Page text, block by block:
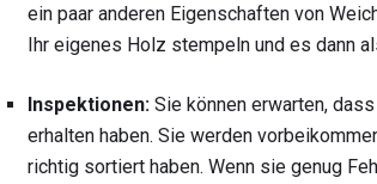
ein paar anderen Eigenschaften von
Ihr eigenes Holz stempeln und es dann
Inspektionen: Sie können erwarten,
erhalten haben. Sie werden
richtig sortiert haben. Wenn sie genug